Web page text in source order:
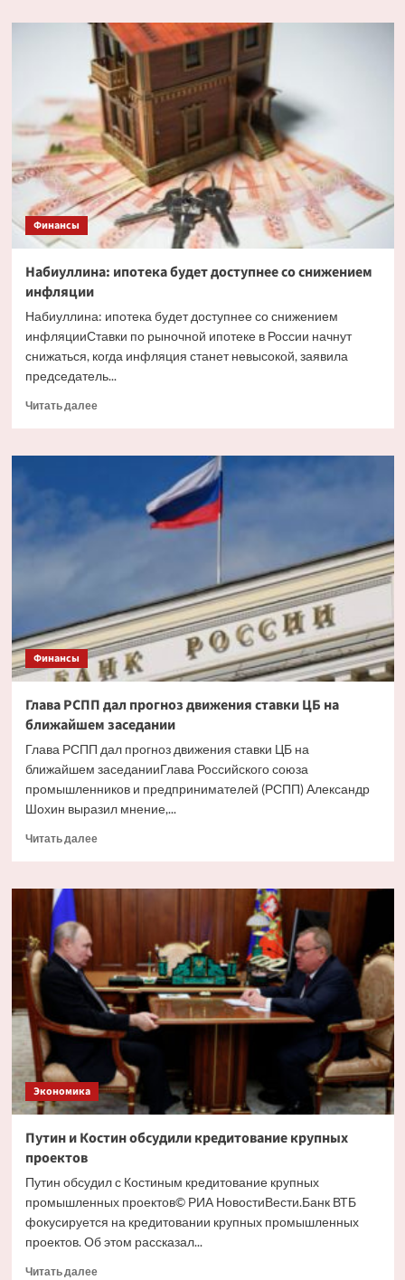
Глава
ЦБ
назвала
факторы,
влияющие
на
курс
рубля
Финансы
Набиуллина: ипотека будет доступнее со снижением
инфляции
Набиуллина: ипотека будет доступнее со снижением
инфляцииСтавки по рыночной ипотеке в России начнут
снижаться, когда инфляция станет невысокой, заявила
председатель...
Читать далееПрочитать
Набиуллина:
доступнее
со
Финансы
Глава РСПП дал прогноз движения ставки ЦБ на
ближайшем заседании
Глава РСПП дал прогноз движения ставки ЦБ на
ближайшем заседанииГлава Российского союза
промышленников и предпринимателей (РСПП) Александр
Шохин выразил мнение,...
Читать далееПрочитать
Глава
движения
ставки
ЦБ
на
ближайшем
заседании
Экономика
Путин и Костин обсудили кредитование крупных
проектов
Путин обсудил с Костиным кредитование крупных
промышленных проектов© РИА НовостиВести.Банк ВТБ
фокусируется на кредитовании крупных промышленных
проектов. Об этом рассказал...
Читать далееПрочитать